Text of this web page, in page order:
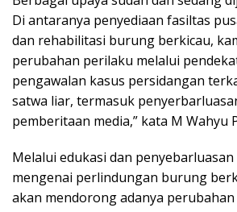
Di antaranya penyediaan fasiltas
dan rehabilitasi burung berkicau,
perubahan perilaku melalui
pengawalan kasus persidangan
satwa liar, termasuk
pemberitaan media,” kata M Wahyu
Melalui edukasi dan
mengenai perlindungan burung
akan mendorong adanya